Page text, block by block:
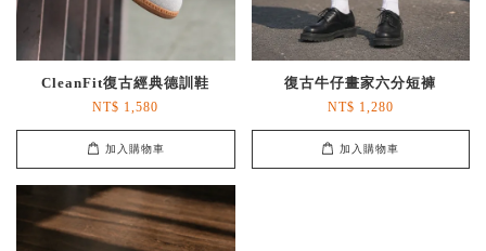
CleanFit復古經典德訓鞋
NT$ 1,580
加入購物車
復古牛仔畫家六分短褲
NT$ 1,280
加入購物車